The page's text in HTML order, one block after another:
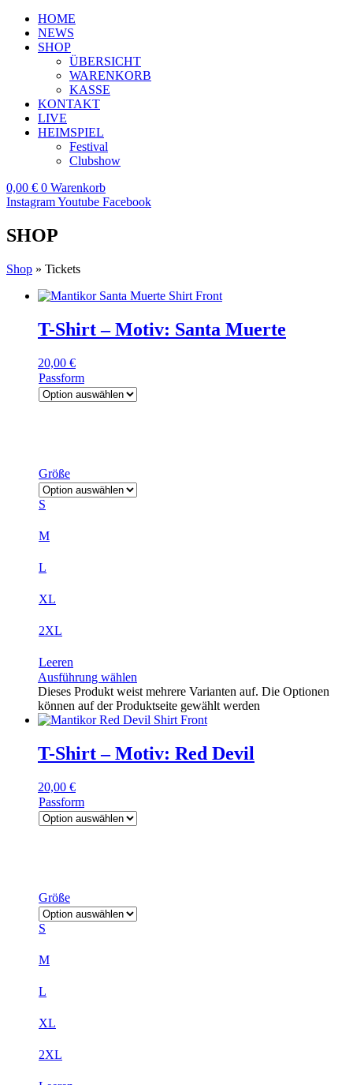
HOME
NEWS
SHOP
ÜBERSICHT
WARENKORB
KASSE
KONTAKT
LIVE
HEIMSPIEL
Festival
Clubshow
0,00 € 0 Warenkorb
InstagramYoutube Facebook
SHOP
Shop » Tickets
T-Shirt – Motiv: Santa Muerte
20,00 €
Passform
Größe
S
M
L
XL
2XL
Leeren
Ausführung wählen
Dieses Produkt weist mehrere Varianten auf. Die Optionen
können auf der Produktseite gewählt werden
T-Shirt – Motiv: Red Devil
20,00 €
Passform
Größe
S
M
L
XL
2XL